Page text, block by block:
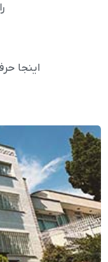
اینجا